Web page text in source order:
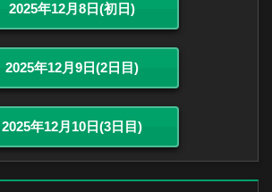
2025年12月8日(初日)
2025年12月9日(2日目)
2025年12月10日(3日目)